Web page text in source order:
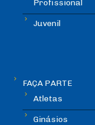
Profissional
Juvenil
FAÇA PARTE
Atletas
Ginásios